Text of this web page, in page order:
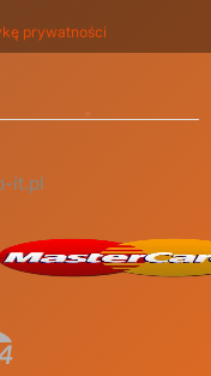
prywatności
it.pl